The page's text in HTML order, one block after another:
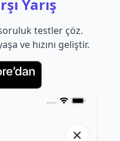
Yarış
testler çöz.
ve hızını geliştir.